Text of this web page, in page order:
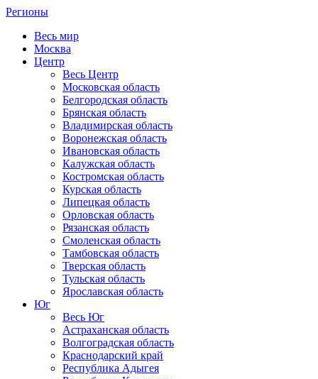
Регионы
Весь мир
Москва
Центр
Весь Центр
Московская область
Белгородская область
Брянская область
Владимирская область
Воронежская область
Ивановская область
Калужская область
Костромская область
Курская область
Липецкая область
Орловская область
Рязанская область
Смоленская область
Тамбовская область
Тверская область
Тульская область
Ярославская область
Юг
Весь Юг
Астраханская область
Волгоградская область
Краснодарский край
Республика Адыгея